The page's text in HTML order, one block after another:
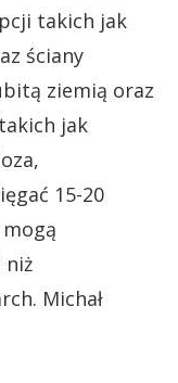
takich jak
ściany
ziemią oraz
jak
15-20
niż
Michał